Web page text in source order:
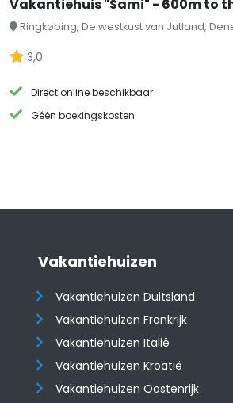
Vakantiehuis "Sami" - 600m to
Ringkøbing, De westkust van Jutland,
3,0
Direct online beschikbaar
Géén boekingskosten
Vakantiehuizen
Vakantiehuizen Duitsland
Vakantiehuizen Frankrijk
Vakantiehuizen Italië
Vakantiehuizen Kroatië
​​​​​​​Vakantiehuizen Oostenrijk